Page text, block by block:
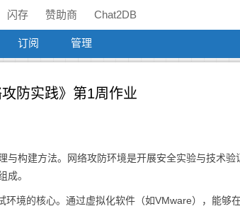
闪存 赞助商 Chat2DB
订阅 管理
防实践》第1周作业
与构建方法。网络攻防环境是开展安全实验与技术
成。
环境的核心。通过虚拟化软件（如VMware），能够